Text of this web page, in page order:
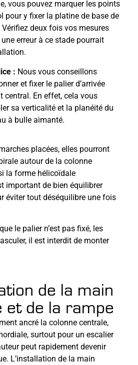
vous pouvez marquer les points
pour y fixer la platine de base de
Vérifiez deux fois vos mesures
erreur à ce stade pourrait
: Nous vous conseillons
et fixer le palier d’arrivée
central. En effet, cela vous
sa verticalité et la planéité du
à bulle aimanté.
placées, elles pourront
autour de la colonne
la forme hélicoïdale
important de bien équilibrer
éviter tout déséquilibre une fois
le palier n’est pas fixé, les
il est interdit de monter
de la main
et de la rampe
ancré la colonne centrale,
surtout pour un escalier
peut rapidement devenir
L’installation de la main